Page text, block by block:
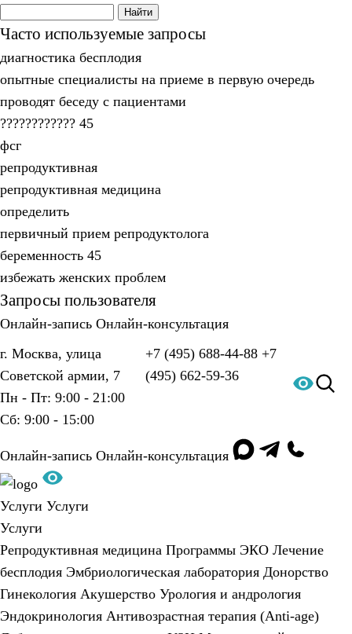
Часто используемые запросы
диагностика бесплодия
опытные специалисты на приеме в первую очередь
проводят беседу с пациентами
???????????? 45
фсг
репродуктивная
репродуктивная медицина
определить
первичный прием репродуктолога
беременность 45
избежать женских проблем
Запросы пользователя
Онлайн-запись Онлайн-консультация
г. Москва, улица
Советской армии, 7
Пн - Пт: 9:00 - 21:00
Сб: 9:00 - 15:00
+7 (495) 688-44-88 +7
(495) 662-59-36
Онлайн-запись Онлайн-консультация
Услуги Услуги
Услуги
Репродуктивная медицина Программы ЭКО Лечение
бесплодия Эмбриологическая лаборатория Донорство
Гинекология Акушерство Урология и андрология
Эндокринология Антивозрастная терапия (Anti-age)